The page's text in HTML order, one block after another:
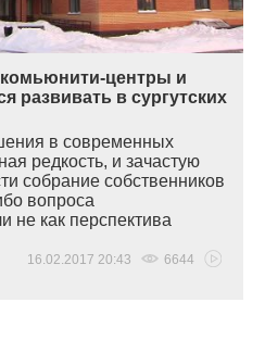
центры и
развивать в сургутских
в современных
редкость, и зачастую
собрание собственников
вопроса
не как перспектива
16.02.2017 20:43 6644